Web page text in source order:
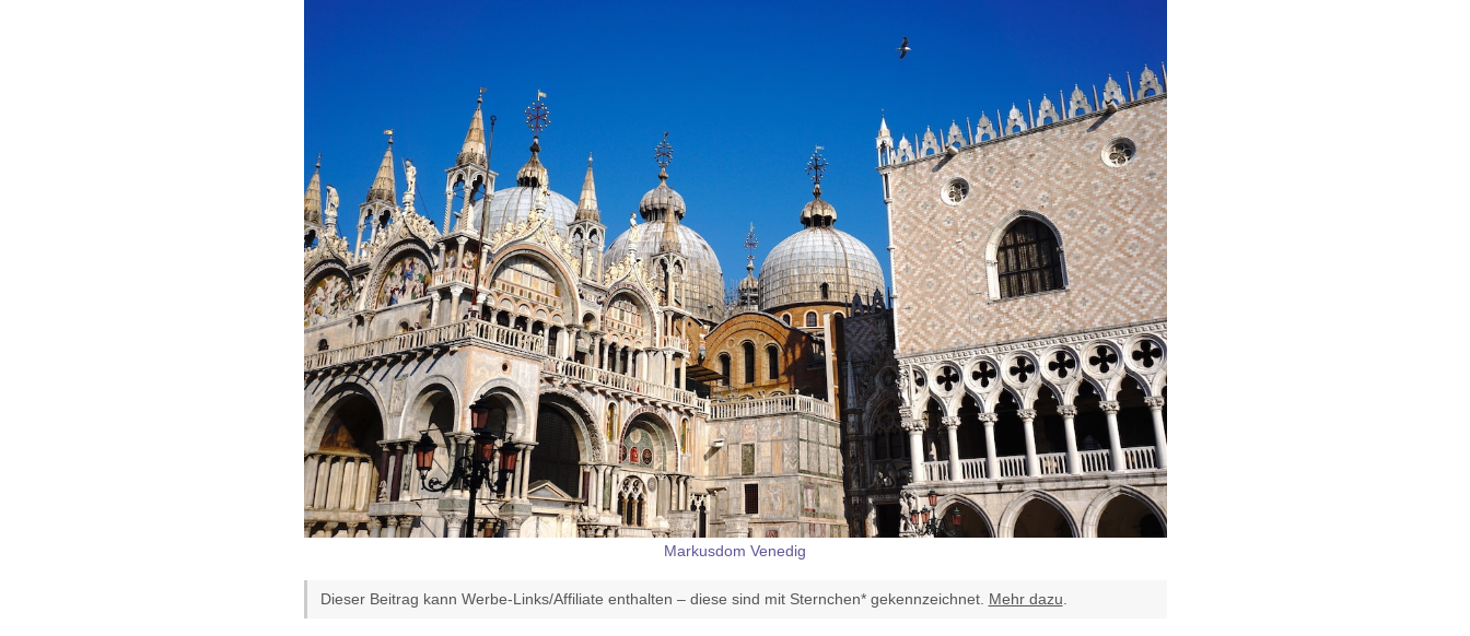
Markusdom Venedig
Dieser Beitrag kann Werbe-Links/Affiliate enthalten – diese sind mit Sternchen* gekennzeichnet. Mehr dazu.